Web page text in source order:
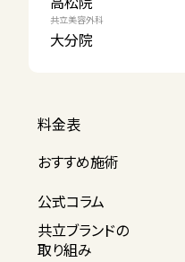
共立美容外科
大分院
料金表
おすすめ施術
公式コラム
共立ブランドの
取り組み